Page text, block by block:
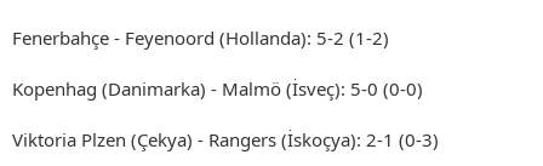
Fenerbahçe - Feyenoord (Hollanda): 5-2 (1-2)
Kopenhag (Danimarka) - Malmö (İsveç): 5-0 (0-0)
Viktoria Plzen (Çekya) - Rangers (İskoçya): 2-1 (0-3)